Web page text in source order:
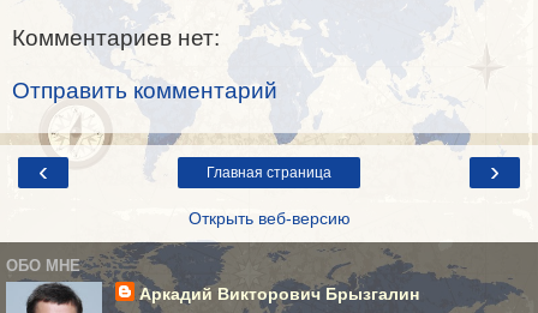
Комментариев нет:
Отправить комментарий
‹ ›
Главная страница
Открыть веб-версию
ОБО МНЕ
Аркадий Викторович Брызгалин